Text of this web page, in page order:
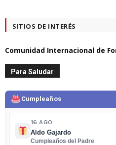
SITIOS DE INTERÉS
Comunidad Internacional de
Para Saludar
Cumpleaños
16 AGO
Aldo Gajardo
Cumpleaños del Padre